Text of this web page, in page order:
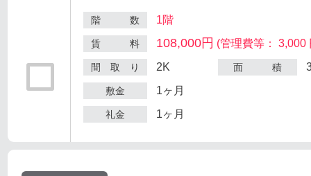
階 数 1階
賃 料 108,000円 (管理費等： 3,000
間 取 り 2K 面 積
敷金 1ヶ月
礼金 1ヶ月